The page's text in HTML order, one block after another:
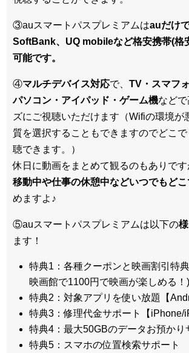
③auスマートパスプレミアムはauだけ
SoftBank、UQ mobileなど格安携帯(格
可能です。
④マルチデバイス対応で、 TV・スマフ
パソコン・アイパッド・ゲーム機など
ズにご視聴いただけます（Wifiの環境が
質を選択することもできますのでどこ
聴できます。）
休日に動画をまとめて観るのもありです
移動中や仕事の休憩中などいつでもどこ
めますよ♪
⑤auスマートパスプレミアムは以下の
ます！
特典1：各種クーポンと映画割引特
映画館で1100円で映画が楽しめる！)
特典2：対象アプリを使い放題【
特典3：修理代金サポート【iPhone/
特典4：最大50GBのデータお預かり
特典5：スマホの位置検索サポート